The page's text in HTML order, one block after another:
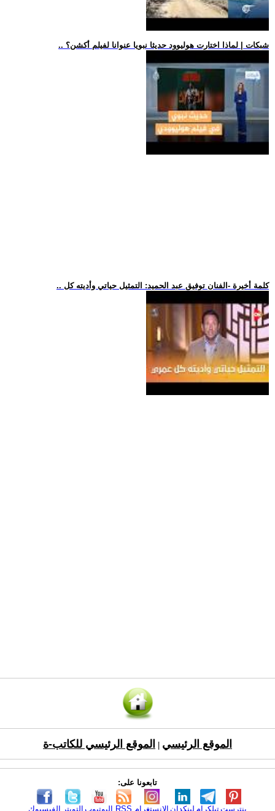
.. شبكات | لماذا اختارت هوليوود حديثا نبويا عنوانا لفيلم أكشن؟
.. كلمة أخيرة -الفنان توفيق عبد الحميد: التمثيل حياتي وأديته كل
الموقع الرئيسي الموقع الرئيسي للكاتب-ة
تابعونا على:
الفيسبوك التويتر اليوتيوب RSS الانستغرام لينكدإن تيلكرامبنترست